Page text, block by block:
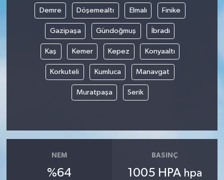
Demre Döşemealtı Elmalı Finike
Gazipaşa Gündoğmuş İbradı
Kaş Kemer Kepez Konyaaltı
Korkuteli Kumluca Manavgat
Muratpaşa Serik
NEM
%64
BASINÇ
1005 HPA hpa